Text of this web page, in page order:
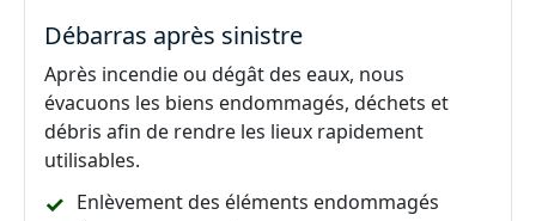
Débarras après sinistre
Après incendie ou dégât des eaux, nous
évacuons les biens endommagés, déchets et
débris afin de rendre les lieux rapidement
utilisables.
Enlèvement des éléments endommagés